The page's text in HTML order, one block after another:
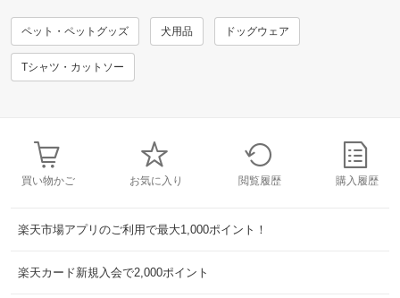
ペット・ペットグッズ 犬用品 ドッグウェア
Tシャツ・カットソー
買い物かご お気に入り 閲覧履歴 購入履歴
楽天市場アプリのご利用で最大1,000ポイント！
楽天カード新規入会で2,000ポイント